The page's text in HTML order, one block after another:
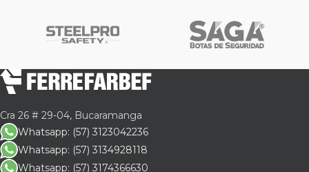
Cra 26 # 29-04, Bucaramanga
Whatsapp: (57) 3123042236
Whatsapp: (57) 3134928118
Whatsapp: (57) 3174366630